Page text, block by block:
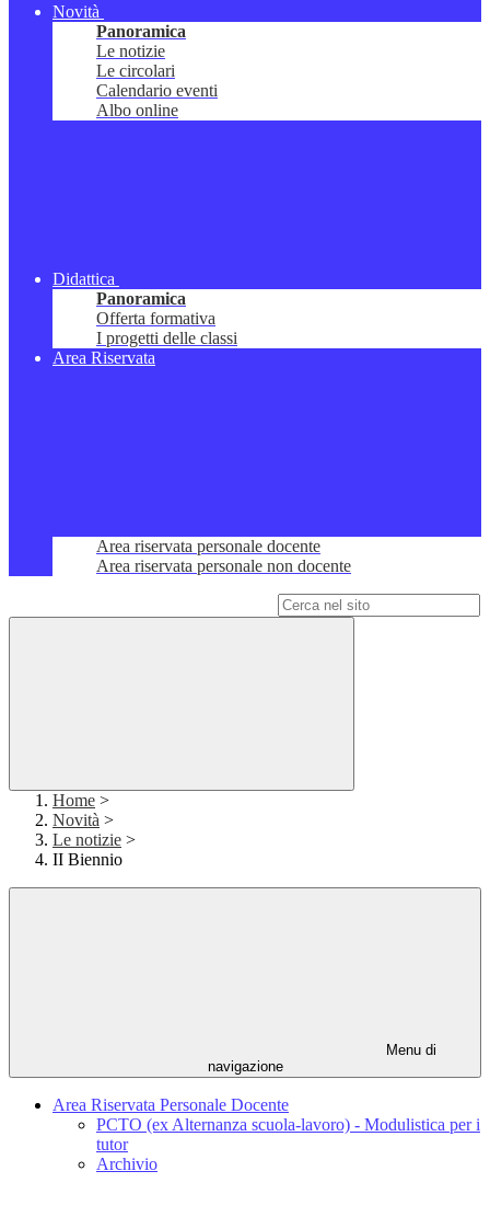
Novità
Panoramica
Le notizie
Le circolari
Calendario eventi
Albo online
Didattica
Panoramica
Offerta formativa
I progetti delle classi
Area Riservata
Area riservata personale docente
Area riservata personale non docente
Home >
Novità >
Le notizie >
II Biennio
Menu di
navigazione
Area Riservata Personale Docente
PCTO (ex Alternanza scuola-lavoro) - Modulistica per i
tutor
Archivio